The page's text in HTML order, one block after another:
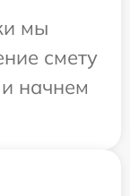
мы
смету
начнем